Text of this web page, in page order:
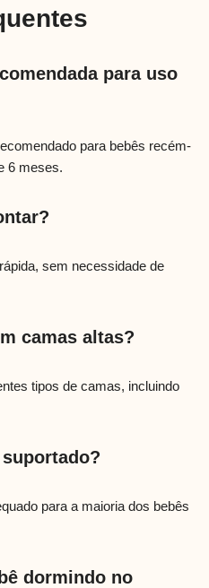
para uso
para bebês recém-
6 meses.
sem necessidade de
camas altas?
tipos de camas, incluindo
para a maioria dos bebês
dormindo no